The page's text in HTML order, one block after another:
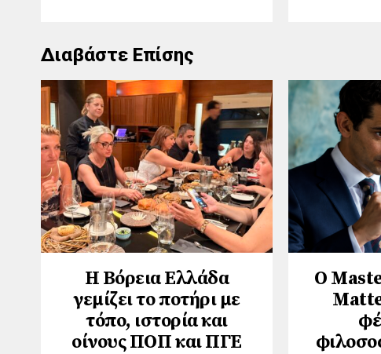
Διαβάστε Επίσης
Η Βόρεια Ελλάδα
γεμίζει το ποτήρι με
τόπο, ιστορία και
οίνους ΠΟΠ και ΠΓΕ
Ο